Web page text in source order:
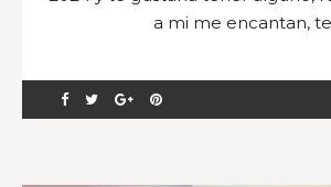
a mi me encantan,